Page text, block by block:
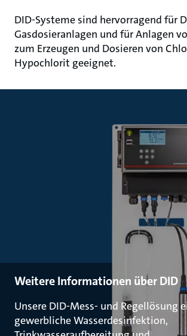
DID-Systeme sind hervorragend für
Gasdosieranlagen und für Anlagen
zum Erzeugen und Dosieren von
Hypochlorit geeignet.
Weitere Informationen über DID
Unsere DID-Mess- und Regellösung
gewerbliche Wasserdesinfektion,